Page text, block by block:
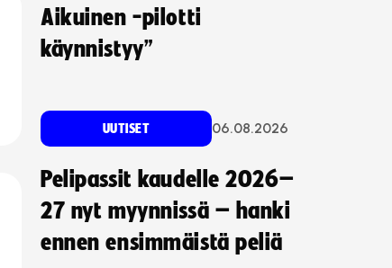
Aikuinen -pilotti
käynnistyy”
UUTISET 06.08.2026
Pelipassit kaudelle 2026–
27 nyt myynnissä – hanki
ennen ensimmäistä peliä